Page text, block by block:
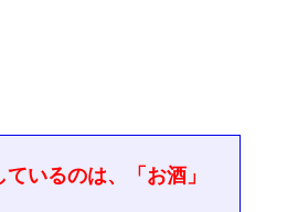
いるのは、「お酒」